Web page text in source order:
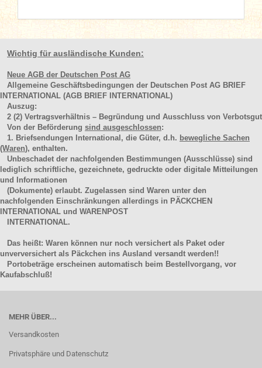
Wichtig für ausländische Kunden:
Neue AGB der Deutschen Post AG
Allgemeine Geschäftsbedingungen der Deutschen Post AG BRIEF
INTERNATIONAL (AGB BRIEF INTERNATIONAL)
Auszug:
2 (2) Vertragsverhältnis – Begründung und Ausschluss von Verbotsgut
Von der Beförderung sind ausgeschlossen:
1. Briefsendungen International, die Güter, d.h. bewegliche Sachen
(Waren), enthalten.
Unbeschadet der nachfolgenden Bestimmungen (Ausschlüsse) sind
lediglich schriftliche, gezeichnete, gedruckte oder digitale Mitteilungen
und Informationen
(Dokumente) erlaubt. Zugelassen sind Waren unter den
nachfolgenden Einschränkungen allerdings in PÄCKCHEN
INTERNATIONAL und WARENPOST
INTERNATIONAL.
Das heißt: Waren können nur noch versichert als Paket oder
unverversichert als Päckchen ins Ausland versandt werden!!
Portobeträge erscheinen automatisch beim Bestellvorgang, vor
Kaufabschluß!
MEHR ÜBER...
Versandkosten
Privatsphäre und Datenschutz